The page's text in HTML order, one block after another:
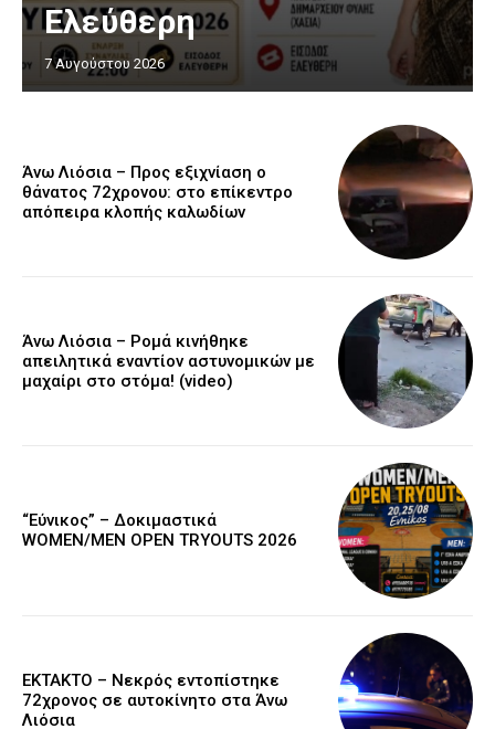
Ελεύθερη
7 Αυγούστου 2026
Άνω Λιόσια – Προς εξιχνίαση ο
θάνατος 72χρονου: στο επίκεντρο
απόπειρα κλοπής καλωδίων
Άνω Λιόσια – Ρομά κινήθηκε
απειλητικά εναντίον αστυνομικών με
μαχαίρι στο στόμα! (video)
“Εύνικος” – Δοκιμαστικά
WOMEN/MEN OPEN TRYOUTS 2026
EKTAKTO – Νεκρός εντοπίστηκε
72χρονος σε αυτοκίνητο στα Άνω
Λιόσια